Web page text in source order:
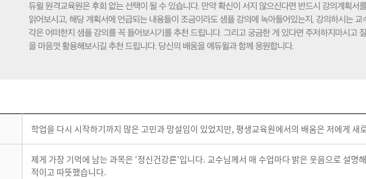
학업을 다시 시작하기까지 많은 고민과 망설임이 있었지만, 평생교육원에서의 배움은 저에게 새
제게 가장 기억에 남는 과목은 ‘정신건강론’입니다. 교수님께서 매 수업마다 밝은 웃음으로 설명
적이고 따뜻했습니다.